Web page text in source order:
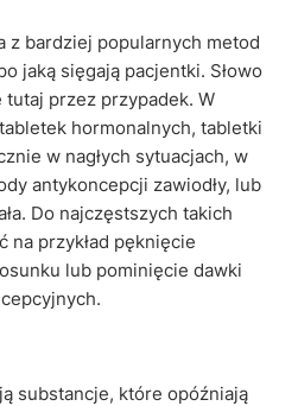
z bardziej popularnych metod
jaką sięgają pacjentki. Słowo
tutaj przez przypadek. W
hormonalnych, tabletki
w nagłych sytuacjach, w
antykoncepcji zawiodły, lub
Do najczęstszych takich
na przykład pęknięcie
lub pominięcie dawki
substancje, które opóźniają